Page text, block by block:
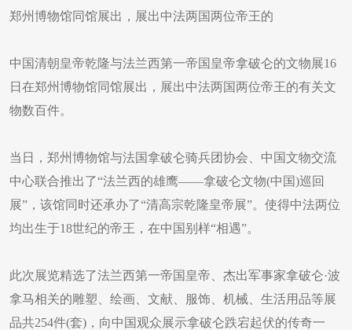
郑州博物馆同馆展出，展出中法两国两位帝王的
中国清朝皇帝乾隆与法兰西第一帝国皇帝拿破仑的文物展16
日在郑州博物馆同馆展出，展出中法两国两位帝王的有关文
物数百件。
当日，郑州博物馆与法国拿破仑骑兵团协会、中国文物交流
中心联合推出了“法兰西的雄鹰——拿破仑文物(中国)巡回
展”，该馆同时还承办了“清高宗乾隆皇帝展”。使得中法两位
均出生于18世纪的帝王，在中国别样“相遇”。
此次展览精选了法兰西第一帝国皇帝、杰出军事家拿破仑·波
拿马相关的雕塑、绘画、文献、服饰、机械、生活用品等展
品共254件(套)，向中国观众展示拿破仑跌宕起伏的传奇一